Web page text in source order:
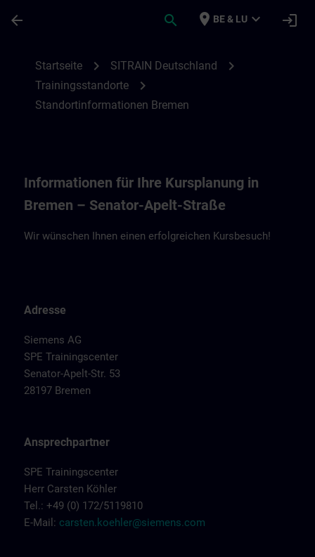
arrow_back search place BE & LU expand_more login
Startseite chevron_right SITRAIN Deutschland chevron_right
Trainingsstandorte chevron_right
Standortinformationen Bremen
Informationen für Ihre Kursplanung in
Bremen – Senator-Apelt-Straße
Wir wünschen Ihnen einen erfolgreichen Kursbesuch!
Adresse
Siemens AG
SPE Trainingscenter
Senator-Apelt-Str. 53
28197 Bremen
Ansprechpartner
SPE Trainingscenter
Herr Carsten Köhler
Tel.: +49 (0) 172/5119810
E-Mail: carsten.koehler@siemens.com